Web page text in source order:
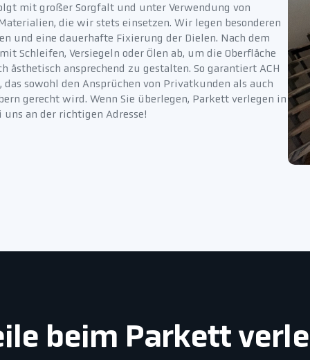
mit großer Sorgfalt und unter Verwendung von
die wir stets einsetzen. Wir legen besonderen
und eine dauerhafte Fixierung der Dielen. Nach dem
Schleifen, Versiegeln oder Ölen ab, um die Oberfläche
ästhetisch ansprechend zu gestalten. So garantiert ACH
sowohl den Ansprüchen von Privatkunden als auch
gerecht wird. Wenn Sie überlegen, Parkett verlegen in
uns an der richtigen Adresse!
beim Parkett